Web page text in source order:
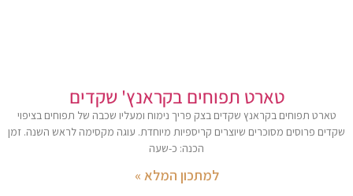
טארט תפוחים בקראנץ' שקדים
טארט תפוחים בקראנץ שקדים בצק פריך נימוח ומעליו שכבה של תפוחים בציפוי
שקדים פרוסים מסוכרים שיוצרים קריספיות מיוחדת. עוגה מקסימה לראש השנה. זמן
הכנה: כ-שעה
למתכון המלא »